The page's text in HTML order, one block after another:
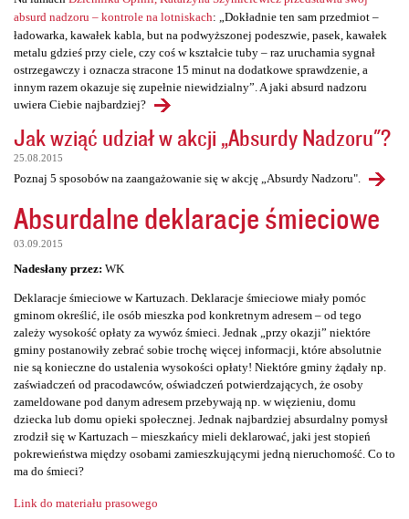
absurd nadzoru – kontrole na lotniskach: „Dokładnie ten sam przedmiot –
ładowarka, kawałek kabla, but na podwyższonej podeszwie, pasek, kawałek
metalu gdzieś przy ciele, czy coś w kształcie tuby – raz uruchamia sygnał
ostrzegawczy i oznacza stracone 15 minut na dodatkowe sprawdzenie, a
innym razem okazuje się zupełnie niewidzialny”. A jaki absurd nadzoru
uwiera Ciebie najbardziej?
Jak wziąć udział w akcji „Absurdy Nadzoru"?
25.08.2015
Poznaj 5 sposobów na zaangażowanie się w akcję „Absurdy Nadzoru".
Absurdalne deklaracje śmieciowe
03.09.2015
Nadesłany przez: WK
Deklaracje śmieciowe w Kartuzach. Deklaracje śmieciowe miały pomóc
gminom określić, ile osób mieszka pod konkretnym adresem – od tego
zależy wysokość opłaty za wywóz śmieci. Jednak „przy okazji” niektóre
gminy postanowiły zebrać sobie trochę więcej informacji, które absolutnie
nie są konieczne do ustalenia wysokości opłaty! Niektóre gminy żądały np.
zaświadczeń od pracodawców, oświadczeń potwierdzających, że osoby
zameldowane pod danym adresem przebywają np. w więzieniu, domu
dziecka lub domu opieki społecznej. Jednak najbardziej absurdalny pomysł
zrodził się w Kartuzach – mieszkańcy mieli deklarować, jaki jest stopień
pokrewieństwa między osobami zamieszkującymi jedną nieruchomość. Co to
ma do śmieci?
Link do materiału prasowego